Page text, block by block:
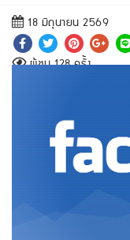
18 มิถุนายน 2569
ผู้ชม 128 ครั้ง